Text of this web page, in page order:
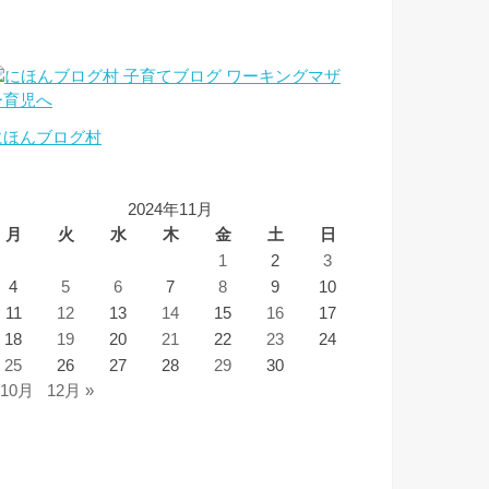
ほんブログ村
2024年11月
月
火 水 木 金 土
日
1
2
3
4
5 6 7 8 9
10
11
12 13 14 15 16
17
18
19 20 21 22 23
24
25
26 27 28 29
30
月
12月 »